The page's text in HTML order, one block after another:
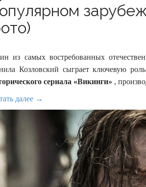
из самых востребованных
Козловский сыграет ключевую
сериала «Викинги» ,
далее →